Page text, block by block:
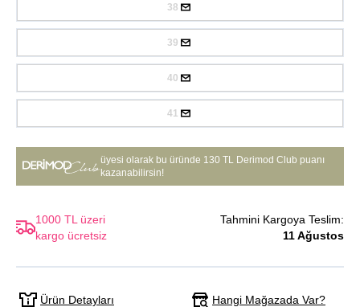
38
39
40
41
üyesi olarak bu üründe 130 TL Derimod Club puanı
kazanabilirsin!
1000 TL üzeri
kargo ücretsiz
Tahmini Kargoya Teslim:
11 Ağustos
Ürün Detayları Hangi Mağazada Var?